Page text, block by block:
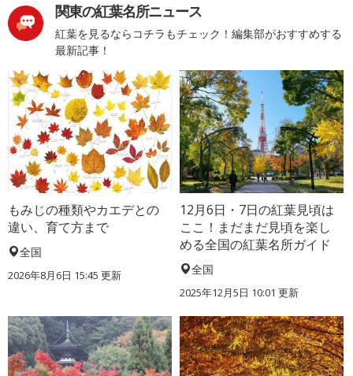
関東の紅葉名所ニュース
紅葉を見るならコチラもチェック！編集部がおすすめする
最新記事！
もみじの種類やカエデとの
違い、育て方まで
全国
2026年8月6日 15:45 更新
12月6日・7日の紅葉見頃は
ここ！まだまだ見頃を楽し
める全国の紅葉名所ガイド
全国
2025年12月5日 10:01 更新